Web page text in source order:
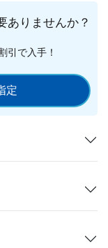
ありませんか？
引で入手！
定